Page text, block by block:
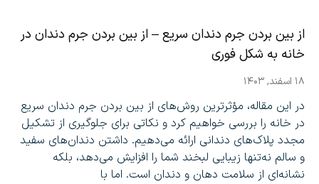
از بین بردن جرم دندان سریع – از بین بردن جرم دندان در
خانه به شکل فوری
۱۸ اسفند, ۱۴۰۳
در این مقاله، مؤثرترین روش‌های از بین بردن جرم دندان سریع
در خانه را بررسی خواهیم کرد و نکاتی برای جلوگیری از تشکیل
مجدد پلاک‌های دندانی ارائه می‌دهیم. داشتن دندان‌های سفید
و سالم نه‌تنها زیبایی لبخند شما را افزایش می‌دهد، بلکه
نشانه‌ای از سلامت دهان و دندان است. اما با